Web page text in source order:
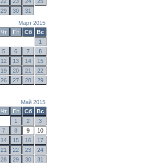
29 30 31
Март 2015
Чт Пт Сб
Вс
1
5 6 7
8
12 13 14
15
19 20 21
22
26 27 28
29
Май 2015
Чт Пт Сб
Вс
1
2
3
7 8 9
10
14 15 16
17
21 22 23
24
28 29 30 31